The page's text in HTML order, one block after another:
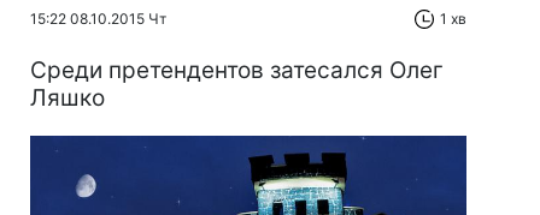
15:22 08.10.2015 Чт 1 хв
Среди претендентов затесался Олег
Ляшко